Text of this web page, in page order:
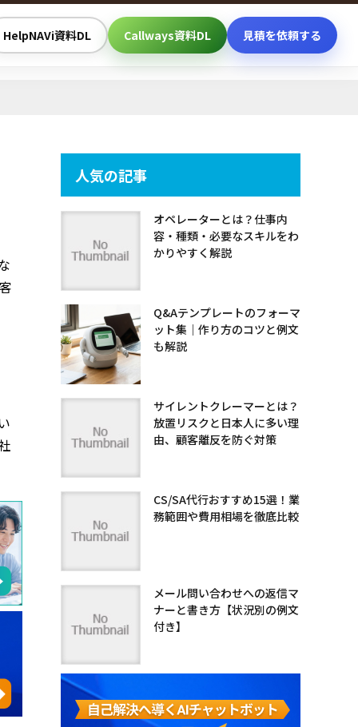
HelpNAVi資料DL Callways資料DL 見積を依頼する
人気の記事
オペレーターとは？仕事内
容・種類・必要なスキルをわ
かりやすく解説
Q&Aテンプレートのフォーマ
ット集｜作り方のコツと例文
も解説
サイレントクレーマーとは？
放置リスクと日本人に多い理
由、顧客離反を防ぐ対策
CS/SA代行おすすめ15選！業
務範囲や費用相場を徹底比較
メール問い合わせへの返信マ
ナーと書き方【状況別の例文
付き】